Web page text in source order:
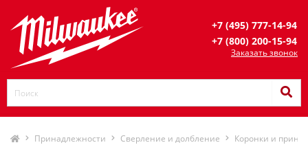
+7 (495) 777-14-94
+7 (800) 200-15-94
Заказать звонок
Принадлежности Сверление и долбление Коронки и